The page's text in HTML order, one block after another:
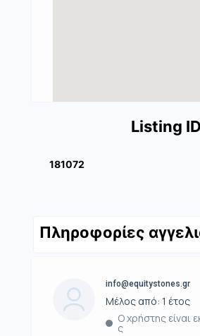
Listing
181072
Πληροφορίες
info@equitystones.gr
Μέλος από: 1 έτος
Ο χρήστης είναι
ς